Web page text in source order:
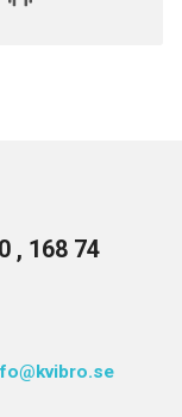
, 168 74